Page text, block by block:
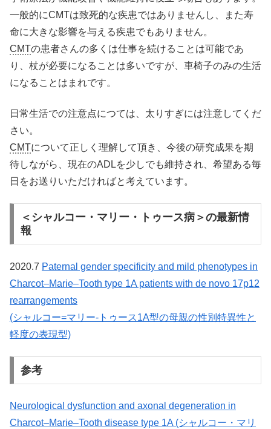
一般的にCMTは致死的な疾患ではありませんし、また寿
命に大きな影響を与える疾患でもありません。
CMTの患者さんの多くは仕事を続けることは可能であ
り、杖が必要になることは多いですが、車椅子のみの生活
になることはまれです。
日常生活での注意点につては、太りすぎには注意してくだ
さい。
CMTについて正しく理解して頂き、今後の研究成果を期
待しながら、現在のADLを少しでも維持され、希望ある毎
日をお送りいただければと考えています。
＜シャルコー・マリー・トゥース病＞の最新情
報
2020.7 Paternal gender specificity and mild phenotypes in
Charcot–Marie–Tooth type 1A patients with de novo 17p12
rearrangements
(シャルコー=マリー-トゥース1A型の母親の性別特異性と
軽度の表現型)
参考
Neurological dysfunction and axonal degeneration in
Charcot–Marie–Tooth disease type 1A (シャルコー・マリ